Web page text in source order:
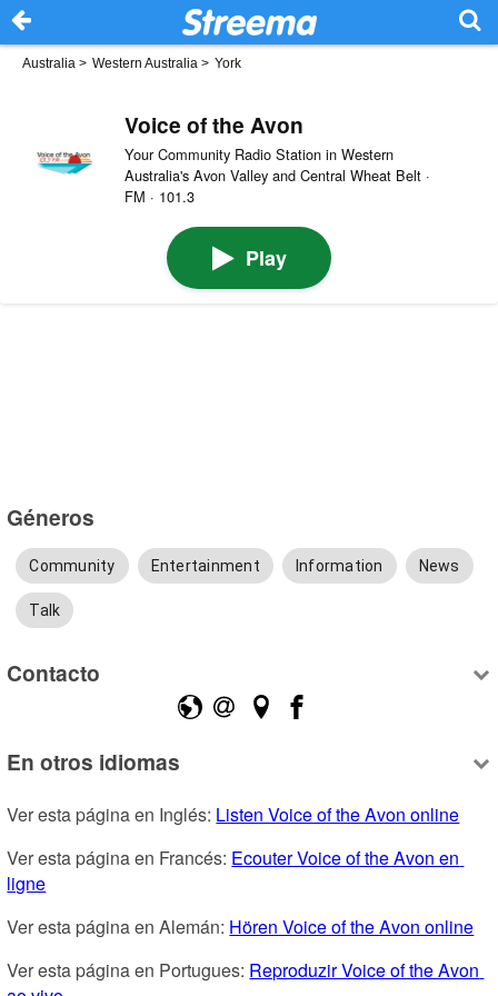
Australia > Western Australia > York
Voice of the Avon
Your Community Radio Station in Western
Australia's Avon Valley and Central Wheat Belt ·
FM · 101.3
Play
Géneros
Community Entertainment Information News
Talk
Contacto
En otros idiomas
Ver esta página en Inglés: Listen Voice of the Avon online
Ver esta página en Francés: Ecouter Voice of the Avon en
ligne
Ver esta página en Alemán: Hören Voice of the Avon online
Ver esta página en Portugues: Reproduzir Voice of the Avon